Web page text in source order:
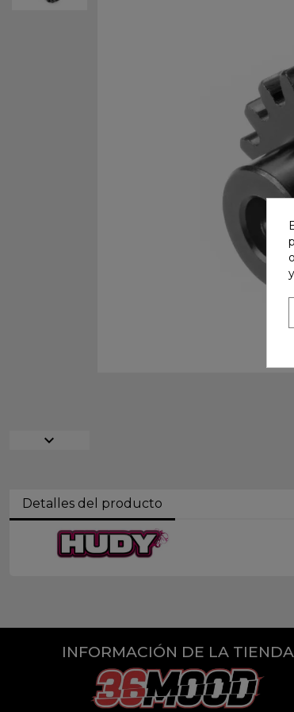
expand_more
Detalles del producto
INFORMACIÓN DE LA TIENDA